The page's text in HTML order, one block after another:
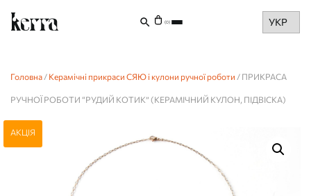
Choose
a
(0)
Головна / Керамічні прикраси СЯЮ і кулони ручної роботи / ПРИКРАСА
РУЧНОЇ РОБОТИ “РУДИЙ КОТИК” (КЕРАМІЧНИЙ КУЛОН, ПІДВІСКА)
АКЦІЯ